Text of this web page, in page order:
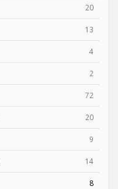
20
13
4
2
72
20
9
14
8